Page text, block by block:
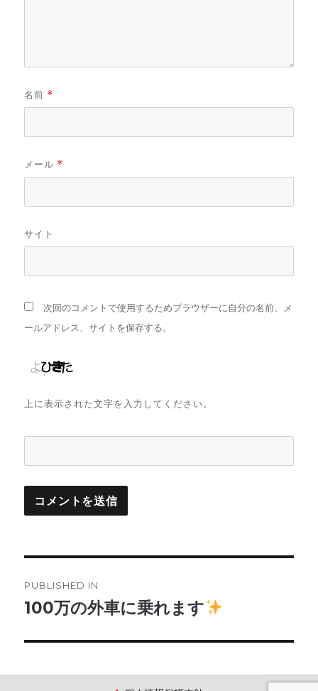
名前 *
メール *
サイト
次回のコメントで使用するためブラウザーに自分の名前、メ
ールアドレス、サイトを保存する。
上に表示された文字を入力してください。
稿
PUBLISHED IN
100万の外車に乗れます